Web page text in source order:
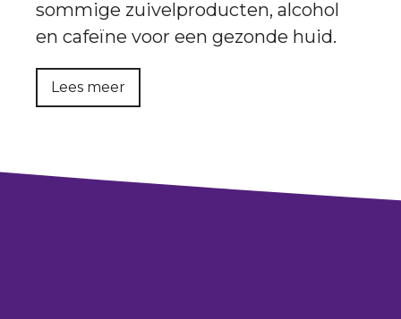
sommige zuivelproducten, alcohol
en cafeïne voor een gezonde huid.
Lees meer